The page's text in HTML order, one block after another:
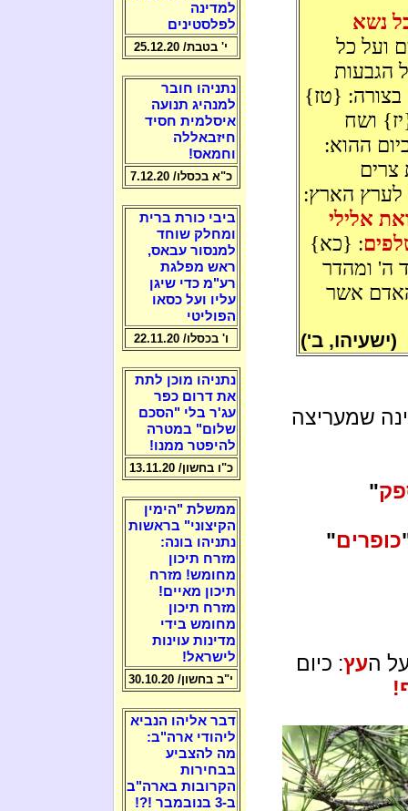
נשא
ועל כל
הגבעות
בצורה: {טז}
ושח
ההוא:
צרים
לערץ הארץ:
אלילי
: {כא}
ה' ומהדר
אשר
(ישעיהו, ב')
שמעריצה
"
כופרים"
העץ: כיום
למדינה
לפלסטינים
י' בטבת/ 25.12.20
נתניהו חובר
למנהיג תנועה
איסלמית חסיד
חיזבאללה
וחמאס!
כ"א בכסלו/ 7.12.20
ביבי כורת ברית
ומחלק שוחד
למנסור עבאס,
ראש מפלגת
רע"מ כדי שיגן
עליו ועל כסאו
הפוליטי
ו' בכסלו/ 22.11.20
נתניהו מוכן לתת
את דרום כפר
עג'ר בלי "הסכם
שלום" במטרה
להיפטר ממנו!
כ"ו בחשון/ 13.11.20
ממשלת "הימין
הקיצוני" בראשות
נתניהו בונה:
מזרח תיכון
מחומש! מזרח
תיכון מאיים!
מזרח תיכון
מחומש בידי
מדינות עוינות
לישראל!
י"ב בחשון/ 30.10.20
דבר אליהו הנביא
ליהודי ארה"ב:
מה להצביע
בבחירות
הקרובות בארה"ב
ב-3 בנובמבר !?!